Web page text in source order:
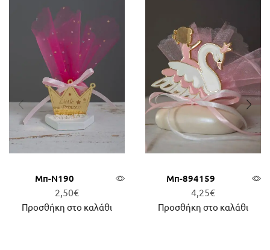
Μπ-N190
2,50€
Προσθήκη στο καλάθι
Μπ-894159
4,25€
Προσθήκη στο καλάθι